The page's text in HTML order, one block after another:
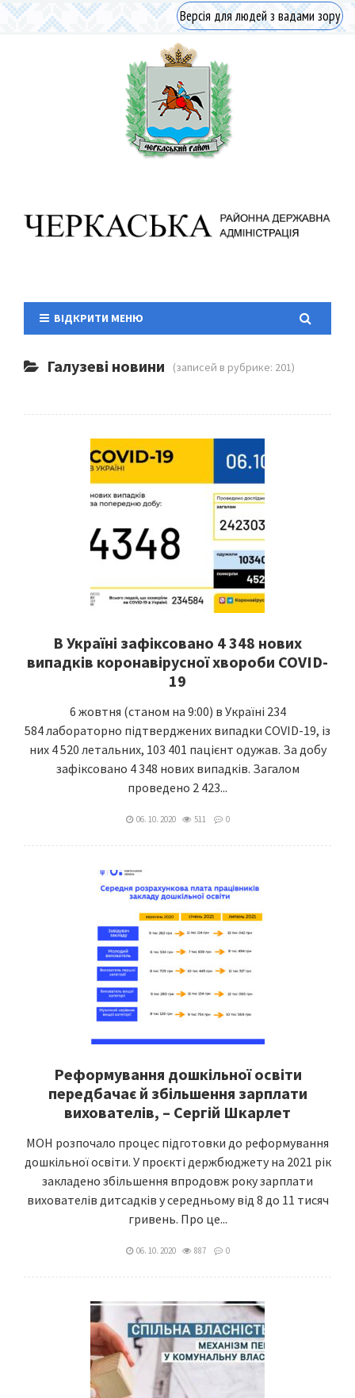
Версія для людей з вадами зору
ВІДКРИТИ МЕНЮ
Галузеві новини (записей в рубрике: 201)
В Україні зафіксовано 4 348 нових
випадків коронавірусної хвороби COVID-
19
6 жовтня (станом на 9:00) в Україні 234
584 лабораторно підтверджених випадки COVID-19, із
них 4 520 летальних, 103 401 пацієнт одужав. За добу
зафіксовано 4 348 нових випадків. Загалом
проведено 2 423...
06. 10. 2020 511 0
Реформування дошкільної освіти
передбачає й збільшення зарплати
вихователів, – Сергій Шкарлет
МОН розпочало процес підготовки до реформування
дошкільної освіти. У проєкті держбюджету на 2021 рік
закладено збільшення впродовж року зарплати
вихователів дитсадків у середньому від 8 до 11 тисяч
гривень. Про це...
06. 10. 2020 887 0